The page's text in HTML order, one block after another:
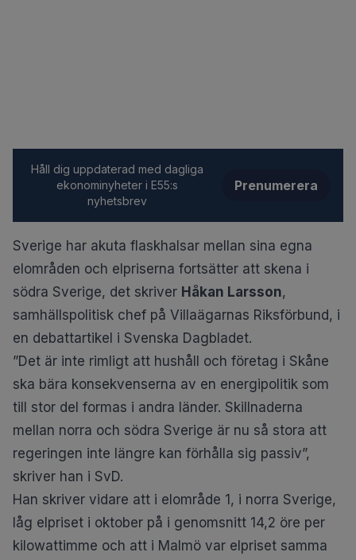
Håll dig uppdaterad med dagliga
ekonominyheter i E55:s
nyhetsbrev
Prenumerera
Sverige har akuta flaskhalsar mellan sina egna
elområden och elpriserna fortsätter att skena i
södra Sverige, det skriver Håkan Larsson,
samhällspolitisk chef på Villaägarnas Riksförbund, i
en debattartikel i Svenska Dagbladet.
”Det är inte rimligt att hushåll och företag i Skåne
ska bära konsekvenserna av en energipolitik som
till stor del formas i andra länder. Skillnaderna
mellan norra och södra Sverige är nu så stora att
regeringen inte längre kan förhålla sig passiv”,
skriver han i SvD.
Han skriver vidare att i elområde 1, i norra Sverige,
låg elpriset i oktober på i genomsnitt 14,2 öre per
kilowattimme och att i Malmö var elpriset samma